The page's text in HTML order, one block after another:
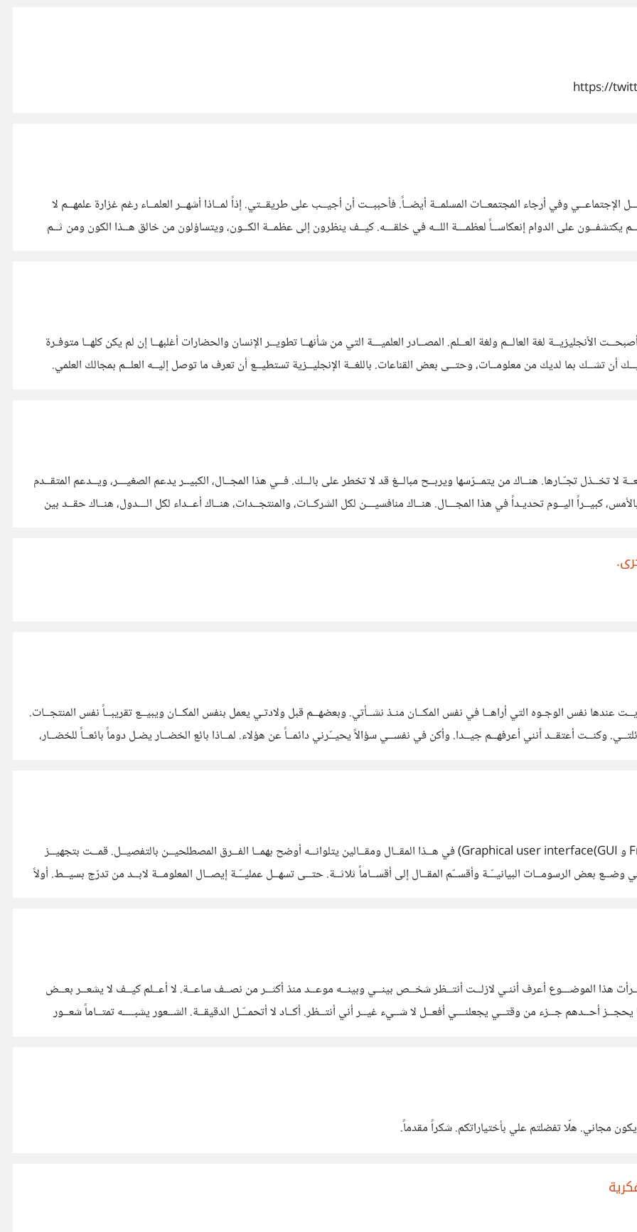
https://
وفي أرجاء المجتمعــات المسلمــة أيضــاً. فأحببــت أن أجيــب على طريقــتي. إذاً لمــاذا أشهــر العلمــاء رغم غزارة علمهــم لا
يكتشفــون على الدوام إنعكاســاً لعظمـــة اللــه في خلقـــه. كيــف ينظرون إلى عظمــة الكــون، ويتساؤلون من خالق هــذا الكون ومن ثــم
الأنجليزيــة لغة العالــم ولغة العــلم. المصــادر العلميـــة التي من شأنهــا تطويــر الإنسان والحضارات أغلبهــا إن لم يكن كلهــا متوفـرة
عليــك أن تشــك بما لديك من معلومــات، وحتــى بعض القناعات. باللغــة الإنجليــزية تستطيــع أن تعرف ما توصل إليــه العلــم بمجالك العلمي.
تخــذل تجـّـارها. هنــاك من يتمــرّسها ويربــح مبالــغ قد لا تخطر على بالــك. فــي هذا المجــال، الكبيــر يدعم الصغيـــر، ويــدعم المتقــدم
كبيــراً اليــوم تحديـداً في هذا المجـــال. هنــاك منافسيـــن لكل الشركــات، والمنتجــدات، هنــاك أعــداء لكل الـــدول، هنــاك حقــد بين
عندها نفس الوجـوه التي أراهــا في نفس المكــان منـذ نشــأتي. وبعضهــم قبل ولادتـي يعمل بنفس المكــان ويبيــع تقريبــاً نفس المنتجــات.
وكنــت أعتقــد أنني أعرفهــم جيــدا. وأكن في نفســي سؤالاً يحيــّرني دائمــاً عن هؤلاء. لمــاذا بائع الخضــار يضـل دوماً بائعــاً للخضــار،
## مقدمــــة: يحصــل دائمــاً الخلــط بين مفهومّي Front-end و Graphical user interface(GUI) في هــذا المقــال ومقــالين يتلوانــه أوضح بهمــا الفــرق المصطلحيــن بالتفصيــل. قمــت بتجهيــز
بعض الرسومــات البيانيــّـة وأقســّم المقــال إلى أقســاماً ثلاثــة. حتــى تسهــل عمليــّـة إيصــال المعلومــة لابــد من تدرّج بسيــط. أولاً
هذا الموضـــوع أعرف أننـي لازلــت أنتــظر شخــص بينــي وبينــه موعــد منذ أكثــر من نصــف ساعــة. لا أعــلم كيــف لا يشعــر بعــض
يحجــز أحــدهم جــزء من وقتــي يجعلنـــي أفعــل لا شــيء غيــر أني أنتــظر. أكــاد لا أتحمــّـل الدقيقــة. الشــعور يشبــــه تمتــاماً شعــور
مجاني. هلّا تفضلتم علي بأختياراتكم. شكراً مقدماً.